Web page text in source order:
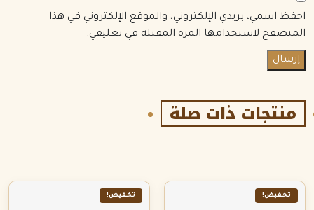
احفظ اسمي، بريدي الإلكتروني، والموقع الإلكتروني في هذا
المتصفح لاستخدامها المرة المقبلة في تعليقي.
منتجات ذات صلة
تخفيض! تخفيض!